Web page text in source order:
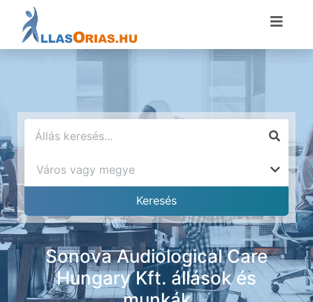
Sonova Audiological Care
Hungary Kft. állások és